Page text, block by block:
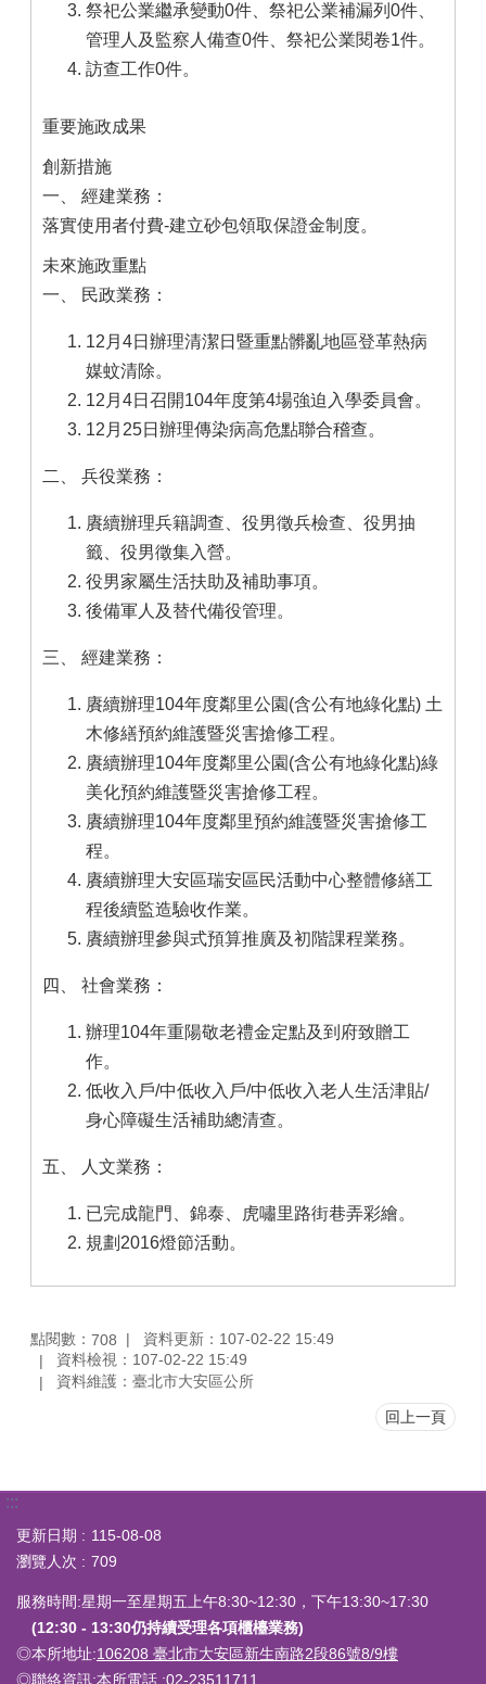
祭祀公業繼承變動0件、祭祀公業補漏列0件、
管理人及監察人備查0件、祭祀公業閱卷1件。
訪查工作0件。
重要施政成果
創新措施
一、 經建業務：
落實使用者付費-建立砂包領取保證金制度。
未來施政重點
一、 民政業務：
12月4日辦理清潔日暨重點髒亂地區登革熱病
媒蚊清除。
12月4日召開104年度第4場強迫入學委員會。
12月25日辦理傳染病高危點聯合稽查。
二、 兵役業務：
賡續辦理兵籍調查、役男徵兵檢查、役男抽
籤、役男徵集入營。
役男家屬生活扶助及補助事項。
後備軍人及替代備役管理。
三、 經建業務：
賡續辦理104年度鄰里公園(含公有地綠化點) 土
木修繕預約維護暨災害搶修工程。
賡續辦理104年度鄰里公園(含公有地綠化點)綠
美化預約維護暨災害搶修工程。
賡續辦理104年度鄰里預約維護暨災害搶修工
程。
賡續辦理大安區瑞安區民活動中心整體修繕工
程後續監造驗收作業。
賡續辦理參與式預算推廣及初階課程業務。
四、 社會業務：
辦理104年重陽敬老禮金定點及到府致贈工
作。
低收入戶/中低收入戶/中低收入老人生活津貼/
身心障礙生活補助總清查。
五、 人文業務：
已完成龍門、錦泰、虎嘯里路街巷弄彩繪。
規劃2016燈節活動。
點閱數： 708
資料更新：107-02-22 15:49
資料檢視：107-02-22 15:49
資料維護：臺北市大安區公所
回上一頁
:::
更新日期
115-08-08
瀏覽人次
709
服務時間:星期一至星期五上午8:30~12:30，下午13:30~17:30
(12:30 - 13:30仍持續受理各項櫃檯業務)
◎本所地址:106208 臺北市大安區新生南路2段86號8/9樓
◎聯絡資訊:本所電話 :02-23511711